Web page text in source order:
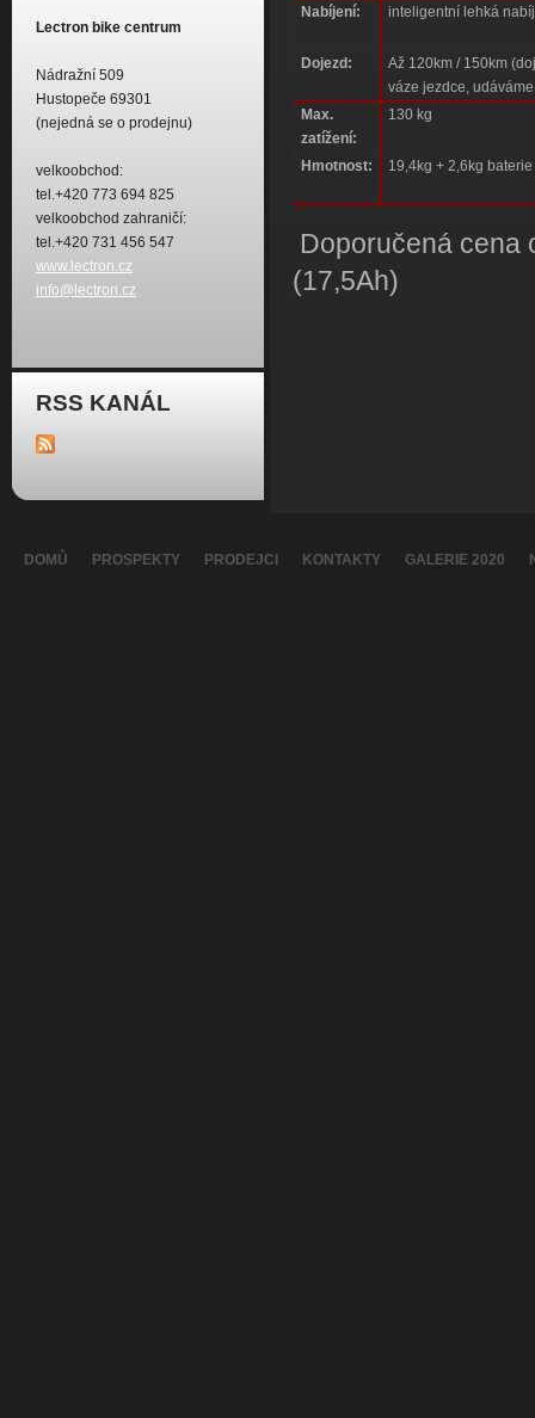
Lectron bike centrum
Nádražní 509
Hustopeče 69301
(nejedná se o prodejnu)
velkoobchod:
tel.+420 773 694 825
velkoobchod zahraničí:
tel.+420 731 456 547
www.lectron.cz
info@lectron.cz
RSS KANÁL
Nabíjení:
inteligentní lehká
Dojezd:
Až 120km / 150km
váze jezdce,
Max.
zatížení:
130 kg
Hmotnost: 19,4kg + 2,6kg baterie
Doporučená cena
(17,5Ah)
DOMŮ PROSPEKTY PRODEJCI KONTAKTY GALERIE 2020